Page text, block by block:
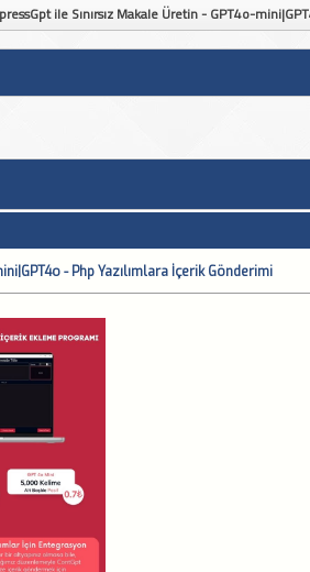
ile Sınırsız Makale Üretin - GPT4o-
- Php Yazılımlara İçerik Gönderimi